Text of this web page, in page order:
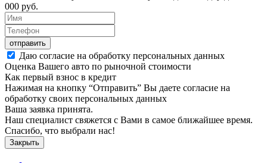
000 руб.
отправить
Даю согласие на обработку персональных данных
Оценка Вашего авто по рыночной стоимости
Как первый взнос в кредит
Нажимая на кнопку “Отправить” Вы даете согласие на
обработку своих персональных данных
Ваша заявка принята.
Наш специалист свяжется с Вами в самое ближайшее время.
Спасибо, что выбрали нас!
Закрыть